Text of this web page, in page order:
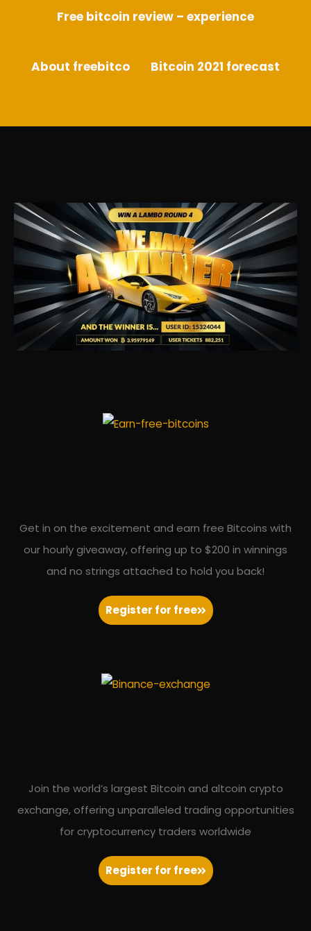
Free bitcoin review – experience
About freebitco Bitcoin 2021 forecast
Get in on the excitement and earn free Bitcoins with
our hourly giveaway, offering up to $200 in winnings
and no strings attached to hold you back!
Register for free
Join the world’s largest Bitcoin and altcoin crypto
exchange, offering unparalleled trading opportunities
for cryptocurrency traders worldwide
Register for free